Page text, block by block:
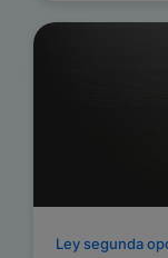
Ley segunda